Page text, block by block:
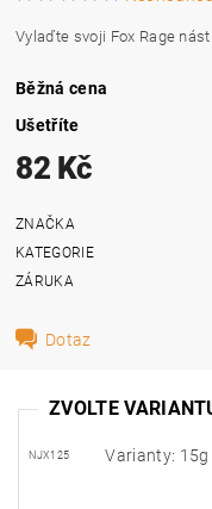
Vylaďte svoji Fox Rage
Běžná cena
Ušetříte
82 Kč
ZNAČKA
KATEGORIE
ZÁRUKA
Dotaz
ZVOLTE
NJX125 Varianty: 15g